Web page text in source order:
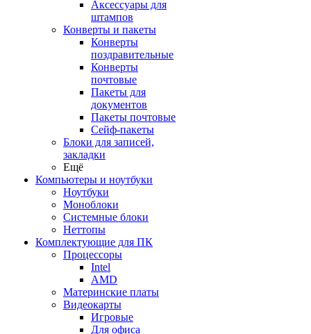
Аксессуары для
штампов
Конверты и пакеты
Конверты
поздравительные
Конверты
почтовые
Пакеты для
документов
Пакеты почтовые
Сейф-пакеты
Блоки для записей,
закладки
Ещё
Компьютеры и ноутбуки
Ноутбуки
Моноблоки
Системные блоки
Неттопы
Комплектующие для ПК
Процессоры
Intel
AMD
Материнские платы
Видеокарты
Игровые
Для офиса